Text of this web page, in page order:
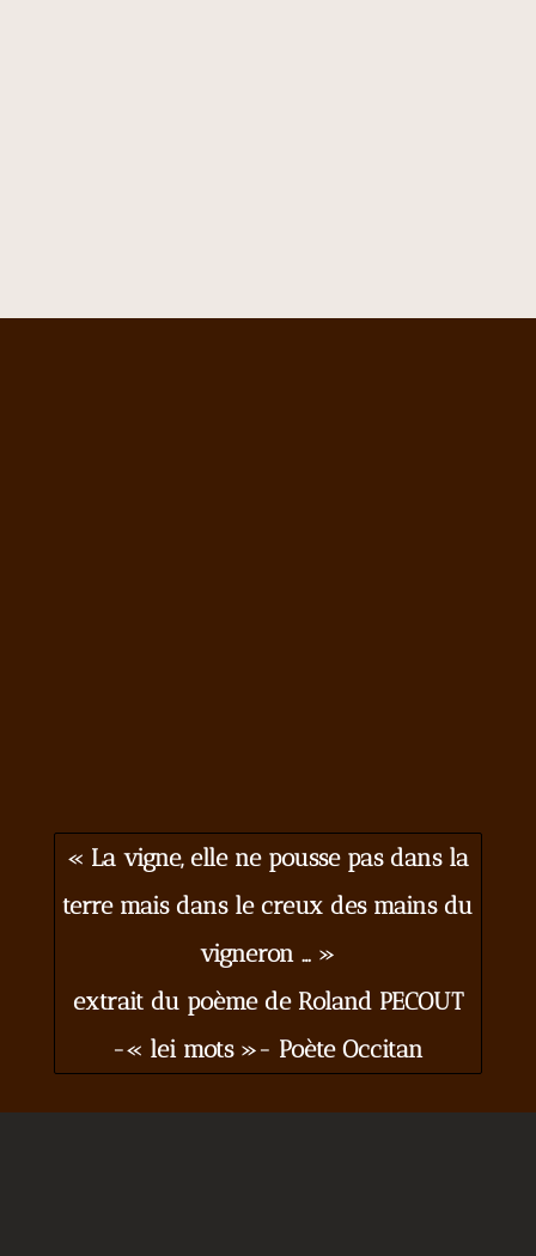
« La vigne, elle ne pousse pas dans la
terre mais dans le creux des mains du
vigneron … »
extrait du poème de Roland PECOUT
-« lei mots »- Poète Occitan